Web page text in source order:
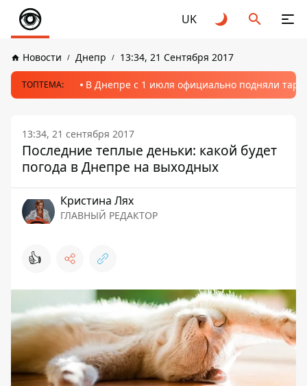
UK
Новости Днепр 13:34, 21 Сентября 2017
ТОПТЕМА: В Днепре с 1 июля официально подняли
13:34, 21 сентября 2017
Последние теплые деньки: какой будет
погода в Днепре на выходных
Кристина Лях
ГЛАВНЫЙ РЕДАКТОР
👍